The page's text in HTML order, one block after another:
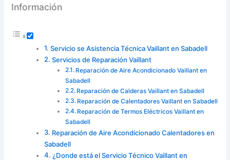
Información
Servicio se Asistencia Técnica Vaillant en Sabadell
Servicios de Reparación Vaillant
Reparación de Aire Acondicionado Vaillant en
Sabadell
Reparación de Calderas Vaillant en Sabadell
Reparación de Calentadores Vaillant en Sabadell
Reparación de Termos Eléctricos Vaillant en
Sabadell
Reparación de Aire Acondicionado Calentadores en
Sabadell
¿Donde está el Servicio Técnico Vaillant en